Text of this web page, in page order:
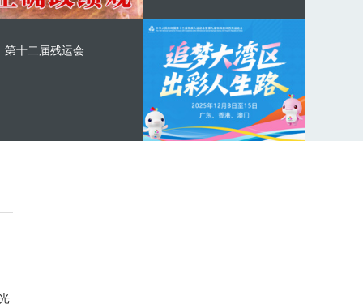
第十二届残运会